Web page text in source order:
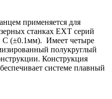
применяется для
станках EXT серий
С (±0.1мм). Имеет четыре
полукруглый
Конструкция
системе плавный